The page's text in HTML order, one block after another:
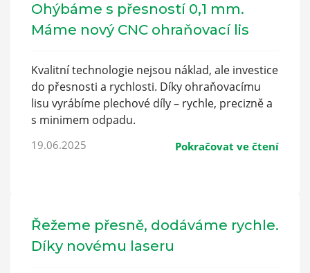
Ohýbáme s přesností 0,1 mm.
Máme nový CNC ohraňovací lis
Kvalitní technologie nejsou náklad, ale investice
do přesnosti a rychlosti. Díky ohraňovacímu
lisu vyrábíme plechové díly – rychle, precizně a
s minimem odpadu.
19.06.2025 Pokračovat ve čtení
Řežeme přesně, dodáváme rychle.
Díky novému laseru